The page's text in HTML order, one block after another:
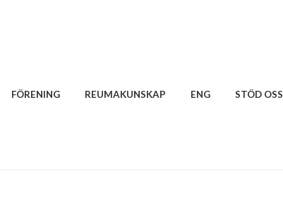
FÖRENING REUMAKUNSKAP ENG STÖD OSS